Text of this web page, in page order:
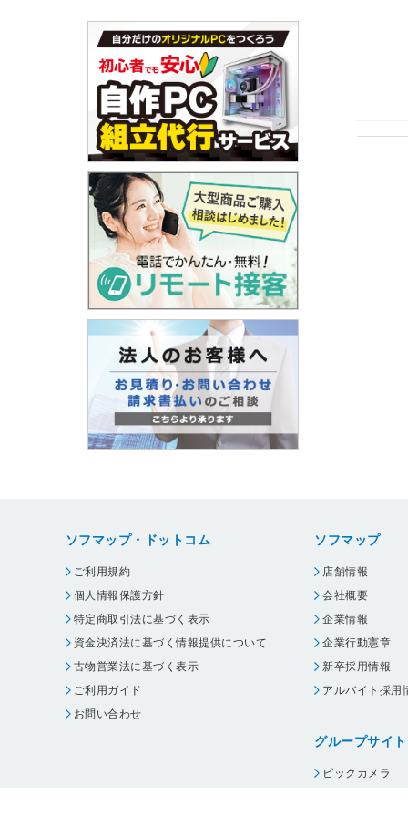
ソフマップ・ドットコム
ご利用規約
個人情報保護方針
特定商取引法に基づく表示
資金決済法に基づく情報提供について
古物営業法に基づく表示
ご利用ガイド
お問い合わせ
ソフマップ
店舗情報
会社概要
企業情報
企業行動憲章
新卒採用情報
アルバイト採用
グループサイト
ビックカメラ